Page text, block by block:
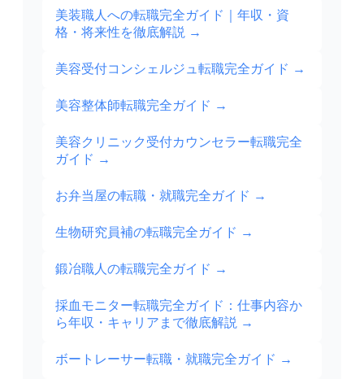
美装職人への転職完全ガイド｜年収・資
格・将来性を徹底解説 →
美容受付コンシェルジュ転職完全ガイド →
美容整体師転職完全ガイド →
美容クリニック受付カウンセラー転職完全
ガイド →
お弁当屋の転職・就職完全ガイド →
生物研究員補の転職完全ガイド →
鍛冶職人の転職完全ガイド →
採血モニター転職完全ガイド：仕事内容か
ら年収・キャリアまで徹底解説 →
ボートレーサー転職・就職完全ガイド →